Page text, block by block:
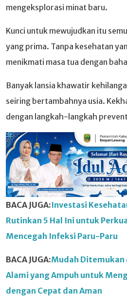
mengeksplorasi minat baru.
Kunci untuk mewujudkan itu
yang prima. Tanpa kesehatan
menikmati masa tua dengan
Banyak lansia khawatir
seiring bertambahnya usia.
dengan langkah-langkah
BACA JUGA:Investasi
Rutinkan 5 Hal Ini untuk
Mencegah Infeksi Paru-Paru
BACA JUGA:Mudah Ditemukan
Alami yang Ampuh untuk
dengan Cepat dan Aman